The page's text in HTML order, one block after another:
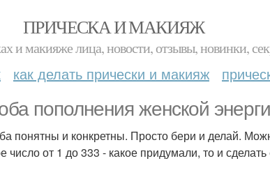
ПРИЧЕСКА И МАКИЯЖ
и макияже лица, новости, отзывы, новинки,
как делать прически и макияж
пополнения женской
понятны и конкретны. Просто бери и делай.
число от 1 до 333 - какое придумали, то и сделать